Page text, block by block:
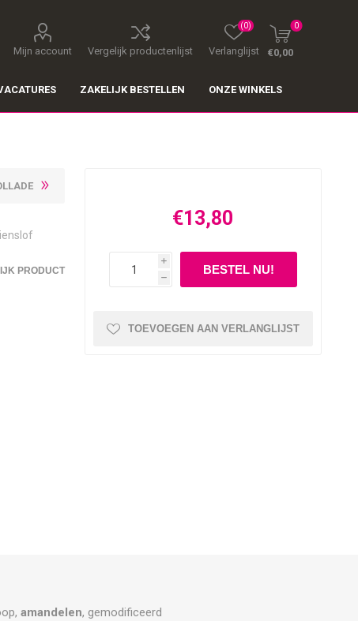
Mijn account Vergelijk productenlijst Verlanglijst
(0) 0
€0,00
ZAKELIJK BESTELLEN ONZE WINKELS
PRODUCT
€13,80
i
h
TOEVOEGEN AAN VERLANGLIJST
amandelen, gemodificeerd